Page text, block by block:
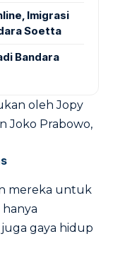
Imigrasi
Soetta
Bandara
oleh Jopy
Joko Prabowo,
mereka untuk
gaya hidup